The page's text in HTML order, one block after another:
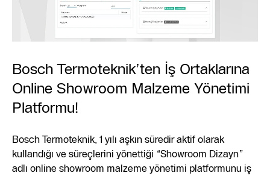
Bosch Termoteknik’ten İş Ortaklarına
Online Showroom Malzeme Yönetimi
Platformu!
Bosch Termoteknik, 1 yılı aşkın süredir aktif olarak
kullandığı ve süreçlerini yönettiği “Showroom Dizayn”
adlı online showroom malzeme yönetimi platformunu iş